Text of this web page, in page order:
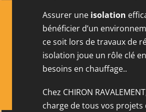
Assurer une isolation
bénéficier d’un
ce soit lors de travaux de
isolation joue un rôle clé
besoins en chauffage..
Chez CHIRON
charge de tous vos projets